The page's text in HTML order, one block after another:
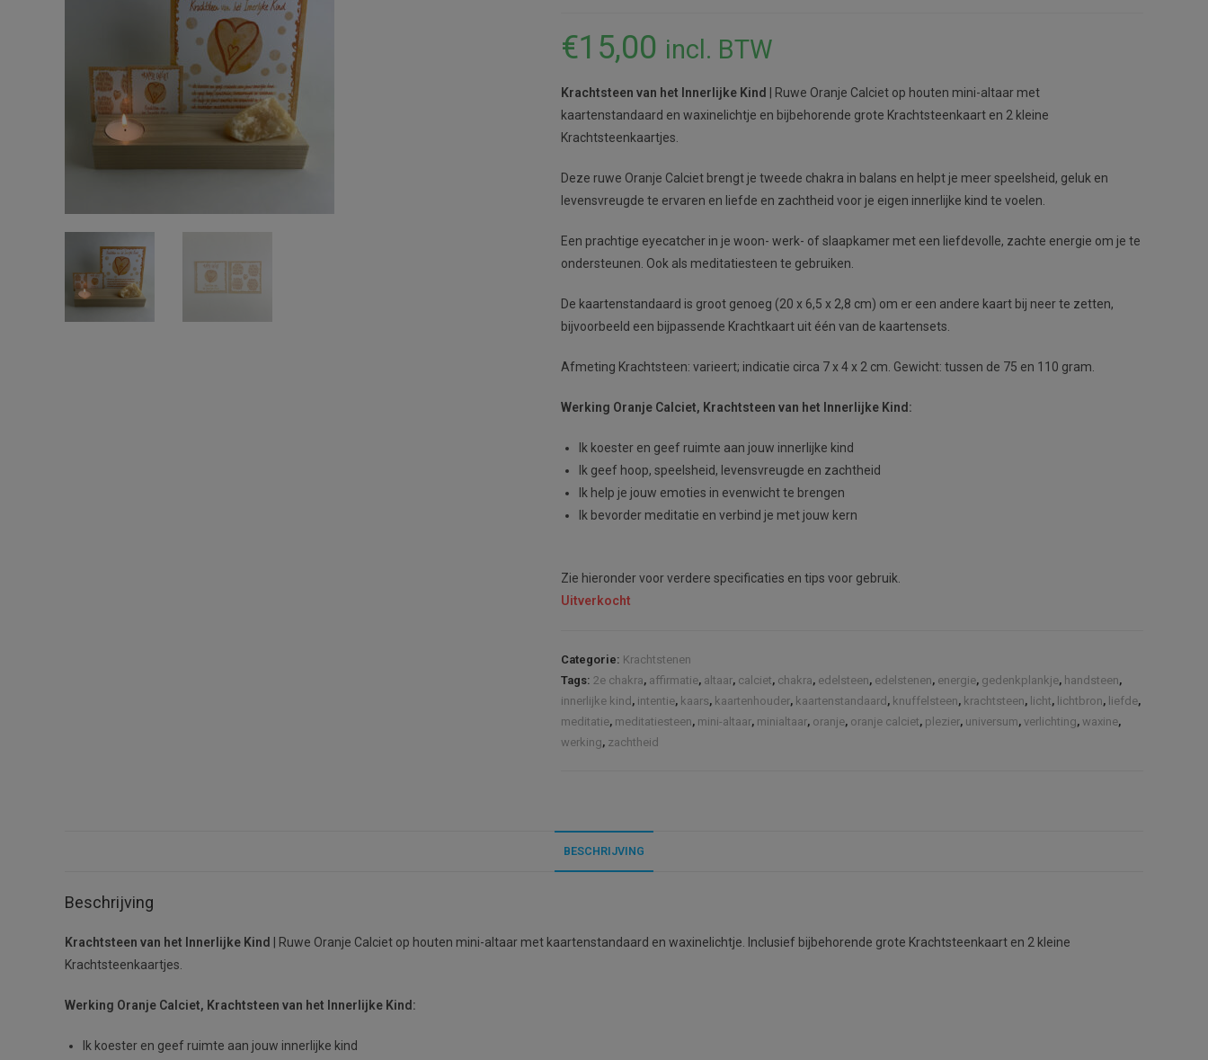
€15,00 incl. BTW
Krachtsteen van het Innerlijke Kind
| Ruwe Oranje Calciet op houten mini-altaar met
kaartenstandaard en waxinelichtje en bijbehorende grote Krachtsteenkaart en 2 kleine
Krachtsteenkaartjes.
Deze ruwe Oranje Calciet brengt je tweede chakra in balans en helpt je meer speelsheid, geluk en
levensvreugde te ervaren en liefde en zachtheid voor je eigen innerlijke kind te voelen.
Een prachtige eyecatcher in je woon- werk- of slaapkamer met een liefdevolle, zachte energie om je te
ondersteunen. Ook als meditatiesteen te gebruiken.
De kaartenstandaard is groot genoeg (20 x 6,5 x 2,8 cm) om er een andere kaart bij neer te zetten,
bijvoorbeeld een bijpassende Krachtkaart uit één van de kaartensets.
Afmeting Krachtsteen: varieert; indicatie circa 7 x 4 x 2 cm. Gewicht: tussen de 75 en 110 gram.
Werking Oranje Calciet, Krachtsteen van het Innerlijke Kind:
Ik koester en geef ruimte aan jouw innerlijke kind
Ik geef hoop, speelsheid, levensvreugde en zachtheid
Ik help je jouw emoties in evenwicht te brengen
Ik bevorder meditatie en verbind je met jouw kern
Zie hieronder voor verdere specificaties en tips voor gebruik.
Uitverkocht
Categorie: Krachtstenen
Tags: 2e chakra, affirmatie, altaar, calciet, chakra, edelsteen, edelstenen, energie, gedenkplankje, handsteen,
innerlijke kind , intentie, kaars, kaartenhouder, kaartenstandaard , knuffelsteen, krachtsteen, licht, lichtbron, liefde,
meditatie, meditatiesteen, mini-altaar, minialtaar, oranje, oranje calciet, plezier, universum, verlichting, waxine,
werking, zachtheid
BESCHRIJVING
Beschrijving
Krachtsteen van het Innerlijke Kind
| Ruwe Oranje Calciet op houten mini-altaar met kaartenstandaard en waxinelichtje. Inclusief bijbehorende grote Krachtsteenkaart en 2 kleine
Krachtsteenkaartjes.
Werking Oranje Calciet, Krachtsteen van het Innerlijke Kind:
Ik koester en geef ruimte aan jouw innerlijke kind